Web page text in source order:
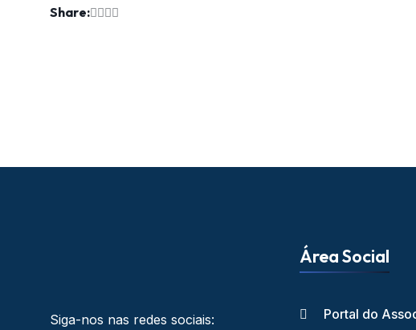
Share:
Siga-nos nas redes sociais:
Área Social
Portal do